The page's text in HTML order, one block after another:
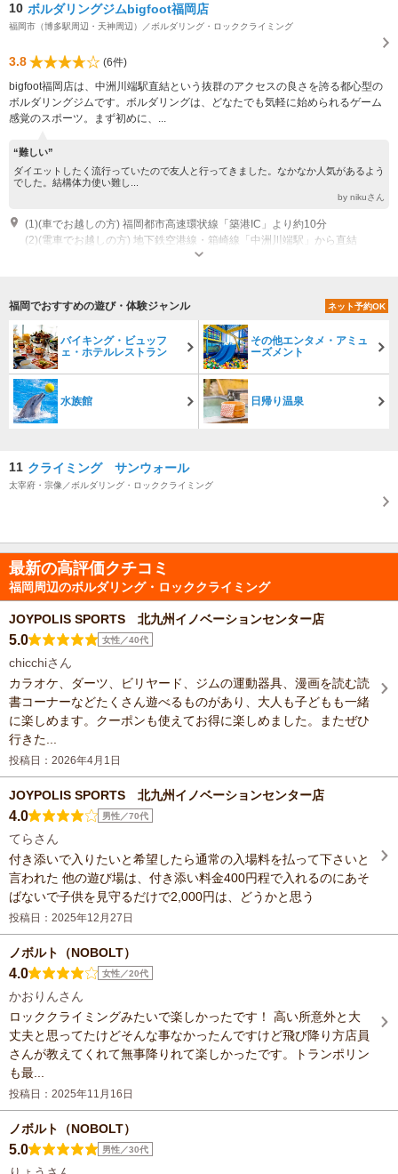
10 ボルダリングジムbigfoot福岡店
福岡市（博多駅周辺・天神周辺）／ボルダリング・ロッククライミング
3.8
(6件)
bigfoot福岡店は、中洲川端駅直結という抜群のアクセスの良さを誇る都心型の
ボルダリングジムです。ボルダリングは、どなたでも気軽に始められるゲーム
感覚のスポーツ。まず初めに、...
“難しい”
ダイエットしたく流行っていたので友人と行ってきました。なかなか人気があるよう
でした。結構体力使い難し...
by nikuさん
(1)(車でお越しの方) 福岡都市高速環状線「築港IC」より約10分
(2)(電車でお越しの方) 地下鉄空港線・箱崎線「中洲川端駅」から直結
営業時間：平日:15:00～22:00 土曜祝日:12:00～21:00 日曜:12:00～20:00 定
福岡でおすすめの遊び・体験ジャンル ネット予約OK
バイキング・ビュッフ
ェ・ホテルレストラン
その他エンタメ・アミュ
ーズメント
水族館 日帰り温泉
11 クライミング サンウォール
太宰府・宗像／ボルダリング・ロッククライミング
最新の高評価クチコミ
福岡周辺のボルダリング・ロッククライミング
JOYPOLIS SPORTS 北九州イノベーションセンター店
5.0 女性／40代
chicchiさん
カラオケ、ダーツ、ビリヤード、ジムの運動器具、漫画を読む読
書コーナーなどたくさん遊べるものがあり、大人も子どもも一緒
に楽しめます。クーポンも使えてお得に楽しめました。またぜひ
行きた...
投稿日：2026年4月1日
JOYPOLIS SPORTS 北九州イノベーションセンター店
4.0 男性／70代
てらさん
付き添いで入りたいと希望したら通常の入場料を払って下さいと
言われた 他の遊び場は、付き添い料金400円程で入れるのにあそ
ばないで子供を見守るだけで2,000円は、どうかと思う
投稿日：2025年12月27日
ノボルト（NOBOLT）
4.0 女性／20代
かおりんさん
ロッククライミングみたいで楽しかったです！ 高い所意外と大
丈夫と思ってたけどそんな事なかったんですけど飛び降り方店員
さんが教えてくれて無事降りれて楽しかったです。トランポリン
も最...
投稿日：2025年11月16日
ノボルト（NOBOLT）
5.0 男性／30代